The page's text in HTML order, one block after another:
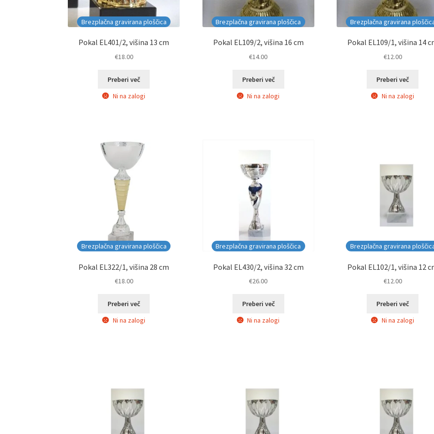
Brezplačna gravirana ploščica
Pokal EL401/2, višina 13 cm
€18.00
Preberi več
Ni na zalogi
Brezplačna gravirana ploščica
Pokal EL109/2, višina 16 cm
€14.00
Preberi več
Ni na zalogi
Brezplačna gravirana
Pokal EL109/1, višina 14
€12.00
Preberi več
Ni na zalogi
Brezplačna gravirana ploščica
Pokal EL322/1, višina 28 cm
€18.00
Preberi več
Ni na zalogi
Brezplačna gravirana ploščica
Pokal EL430/2, višina 32 cm
€26.00
Preberi več
Ni na zalogi
Brezplačna gravirana
Pokal EL102/1, višina 12
€12.00
Preberi več
Ni na zalogi